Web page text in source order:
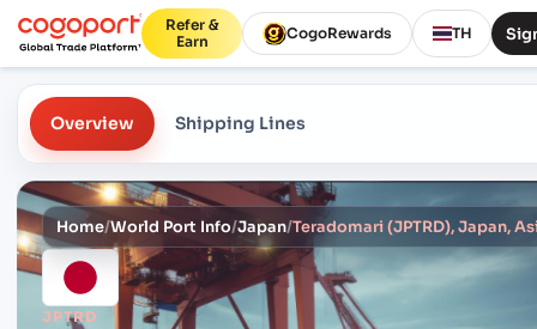
Refer &
Earn
CogoRewards TH
Overview Shipping Lines
Home/World Port Info/Japan/Teradomari (JPTRD), Japan,
JPTRD